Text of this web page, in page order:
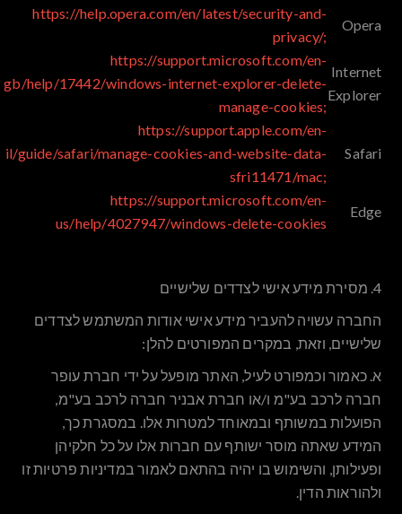
Opera
https://help.opera.com/en/latest/security-and-
privacy/;
Internet
Explorer
https://support.microsoft.com/en-
gb/help/17442/windows-internet-explorer-delete-
manage-cookies;
Safari
https://support.apple.com/en-
il/guide/safari/manage-cookies-and-website-data-
sfri11471/mac;
Edge
https://support.microsoft.com/en-
us/help/4027947/windows-delete-cookies
4. מסירת מידע אישי לצדדים שלישיים
החברה עשויה להעביר מידע אישי אודות המשתמש לצדדים
שלישיים, וזאת, במקרים המפורטים להלן:
א.כאמור וכמפורט לעיל, האתר מופעל על ידי חברת עופר
חברה לרכב בע"מ ו/או חברת אבניר חברה לרכב בע"מ,
הפועלות במשותף ובמאוחד למטרות אלו. במסגרת כך,
המידע שאתה מוסר ישותף עם חברות אלו על כל חלקיהן
ופעילותן, והשימוש בו יהיה בהתאם לאמור במדיניות פרטיות זו
ולהוראות הדין.